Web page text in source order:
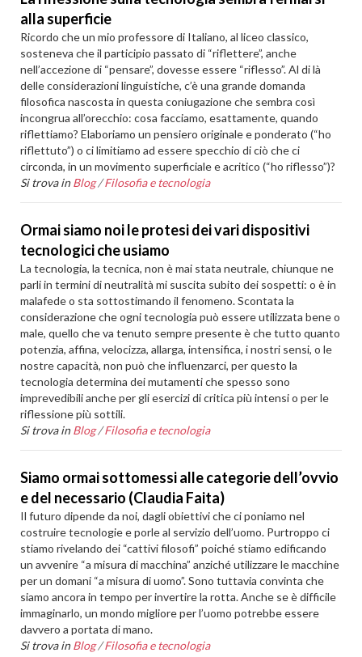
alla superficie
Ricordo che un mio professore di Italiano, al liceo classico,
sosteneva che il participio passato di “riflettere”, anche
nell’accezione di “pensare”, dovesse essere “riflesso”. Al di là
delle considerazioni linguistiche, c’è una grande domanda
filosofica nascosta in questa coniugazione che sembra così
incongrua all’orecchio: cosa facciamo, esattamente, quando
riflettiamo? Elaboriamo un pensiero originale e ponderato (“ho
riflettuto”) o ci limitiamo ad essere specchio di ciò che ci
circonda, in un movimento superficiale e acritico (“ho riflesso”)?
Si trova in Blog /Filosofia e tecnologia
Ormai siamo noi le protesi dei vari dispositivi
tecnologici che usiamo
La tecnologia, la tecnica, non è mai stata neutrale, chiunque ne
parli in termini di neutralità mi suscita subito dei sospetti: o è in
malafede o sta sottostimando il fenomeno. Scontata la
considerazione che ogni tecnologia può essere utilizzata bene o
male, quello che va tenuto sempre presente è che tutto quanto
potenzia, affina, velocizza, allarga, intensifica, i nostri sensi, o le
nostre capacità, non può che influenzarci, per questo la
tecnologia determina dei mutamenti che spesso sono
imprevedibili anche per gli esercizi di critica più intensi o per le
riflessione più sottili.
Si trova in Blog /Filosofia e tecnologia
Siamo ormai sottomessi alle categorie dell’ovvio
e del necessario (Claudia Faita)
Il futuro dipende da noi, dagli obiettivi che ci poniamo nel
costruire tecnologie e porle al servizio dell’uomo. Purtroppo ci
stiamo rivelando dei “cattivi filosofi” poiché stiamo edificando
un avvenire “a misura di macchina” anziché utilizzare le macchine
per un domani “a misura di uomo”. Sono tuttavia convinta che
siamo ancora in tempo per invertire la rotta. Anche se è difficile
immaginarlo, un mondo migliore per l’uomo potrebbe essere
davvero a portata di mano.
Si trova in Blog /Filosofia e tecnologia